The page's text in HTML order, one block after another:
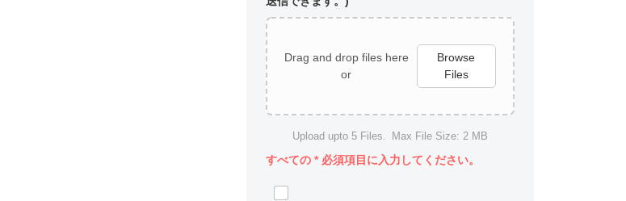
Drag and drop files here
or
Browse
Files
Upload upto 5 Files. Max File Size: 2 MB
すべての *必須項目に入力してください。